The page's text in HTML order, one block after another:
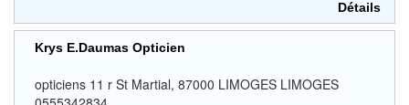
Détails
Krys E.Daumas Opticien
opticiens 11 r St Martial, 87000 LIMOGES LIMOGES